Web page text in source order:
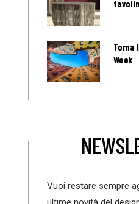
Torna
Week
Vuoi restare sempre